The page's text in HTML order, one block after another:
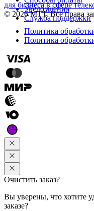
Уведомления
Служба поддержки
для бизнеса в сфере
© 2026 МТТ. Все права
Политика
Политика
Очистить заказ?
Вы уверены, что хотите
заказе?